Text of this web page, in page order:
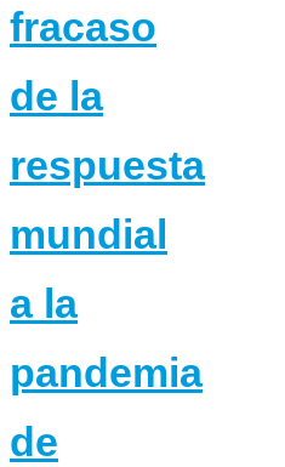
fracaso
de la
respuesta
mundial
a la
pandemia
de